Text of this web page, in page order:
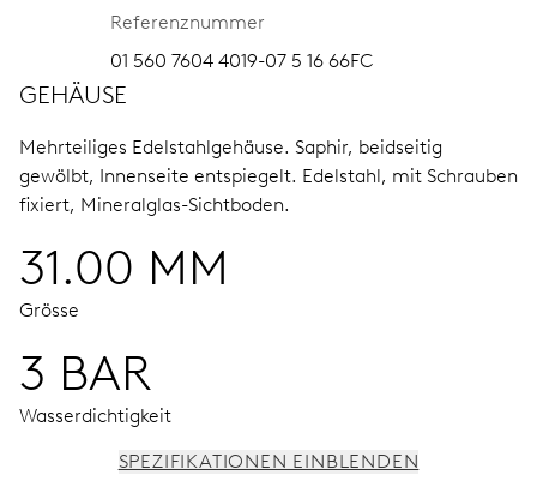
Referenznummer
01 560 7604 4019-07 5 16 66FC
GEHÄUSE
Mehrteiliges Edelstahlgehäuse. Saphir, beidseitig
gewölbt, Innenseite entspiegelt. Edelstahl, mit Schrauben
fixiert, Mineralglas-Sichtboden.
31.00 MM
Grösse
3 BAR
Wasserdichtigkeit
SPEZIFIKATIONEN EINBLENDEN